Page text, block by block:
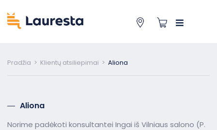
Pradžia > Klientų atsiliepimai > Aliona
Aliona
Norime padėkoti konsultantei Ingai iš Vilniaus salono (P.